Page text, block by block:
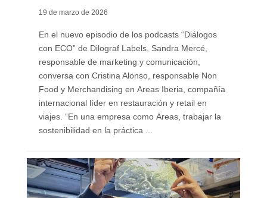
19 de marzo de 2026
En el nuevo episodio de los podcasts “Diálogos
con ECO” de Dilograf Labels, Sandra Mercé,
responsable de marketing y comunicación,
conversa con Cristina Alonso, responsable Non
Food y Merchandising en Areas Iberia, compañía
internacional líder en restauración y retail en
viajes. “En una empresa como Areas, trabajar la
sostenibilidad en la práctica ...